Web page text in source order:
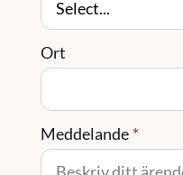
Ort
Meddelande *